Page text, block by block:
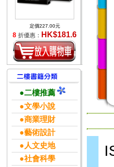
定價227.00元
8 折優惠： HK$181.6
●二樓推薦
●文學小說
●商業理財
●藝術設計
●人文史地
●社會科學